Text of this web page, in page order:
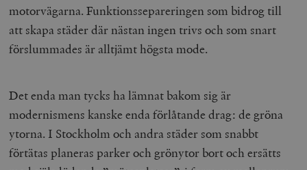
motorvägarna. Funktionssepareringen som bidrog till
att skapa städer där nästan ingen trivs och som snart
förslummades är alltjämt högsta mode.
Det enda man tycks ha lämnat bakom sig är
modernismens kanske enda förlåtande drag: de gröna
ytorna. I Stockholm och andra städer som snabbt
förtätas planeras parker och grönytor bort och ersätts